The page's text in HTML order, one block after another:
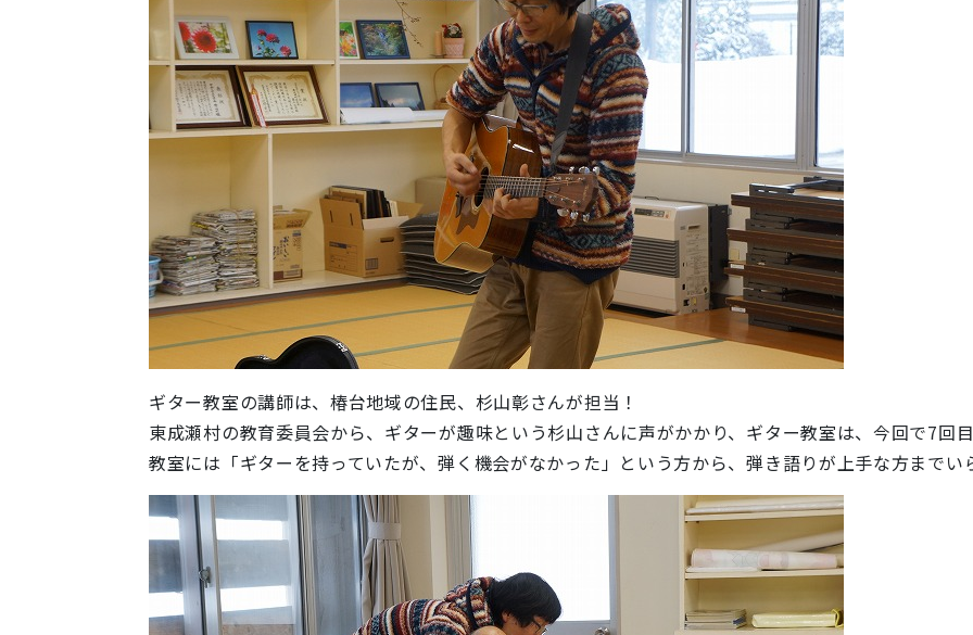
ギター教室の講師は、椿台地域の住民、杉山彰さんが担当！
東成瀬村の教育委員会から、ギターが趣味という杉山さんに声がかかり、ギター教室は、今回で7回目
教室には「ギターを持っていたが、弾く機会がなかった」という方から、弾き語りが上手な方までい